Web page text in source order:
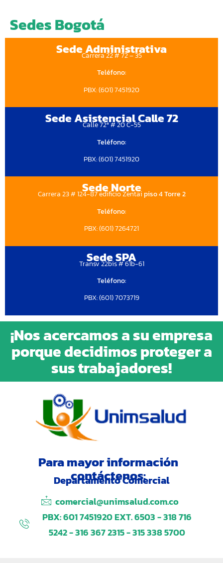
Sedes Bogotá
Sede Administrativa
Carrera 22 # 72 – 35
Teléfono:
PBX: (601) 7451920
Sede Asistencial Calle 72
Calle 72ª # 20 C-55
Teléfono:
PBX: (601) 7451920
Sede Norte
Carrera 23 # 124-87 edificio Zentaipiso 4 Torre 2
Teléfono:
PBX: (601) 7264721
Sede SPA
Transv 22bis # 61b-61
Teléfono:
PBX: (601) 7073719
¡Nos acercamos a su empresa
porque decidimos proteger a
sus trabajadores!
Para mayor información
contáctenos:
Departamento Comercial
comercial@unimsalud.com.co
PBX: 601 7451920 EXT. 6503 - 318 716
5242 - 316 367 2315 - 315 338 5700